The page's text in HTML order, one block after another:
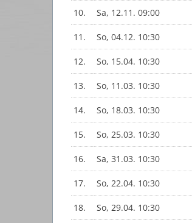
10. Sa, 12.11. 09:00
11. So, 04.12. 10:30
12. So, 15.04. 10:30
13. So, 11.03. 10:30
14. So, 18.03. 10:30
15. So, 25.03. 10:30
16. Sa, 31.03. 10:30
17. So, 22.04. 10:30
18. So, 29.04. 10:30